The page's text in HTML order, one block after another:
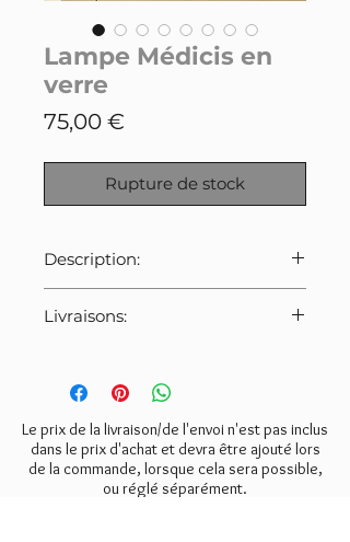
Lampe Médicis en
verre
75,00 €
Rupture de stock
Description:
opalin jaune et blanc, verrerie de
(non fournie).
rebord (voir photo).
Dimensions: Hauteur de 25cm,
Livraisons:
Merci de bien veiller à
sélectionner le tarif indiqué ci-
dessous lors de la commande.
- Mondial Relay:6€
- Colissimo:8€
- Retrait gratuit à l'atelier
Le prix de la livraison/de l'envoi n'est pas inclus
dans le prix d'achat et devra être ajouté lors
de la commande, lorsque cela sera possible,
ou réglé séparément.